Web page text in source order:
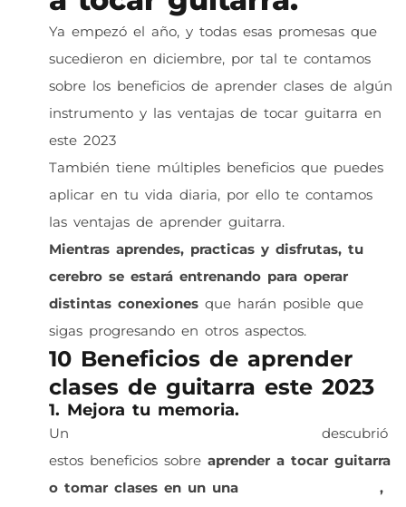
Ya empezó el año, y todas esas promesas que
sucedieron en diciembre, por tal te contamos
sobre los beneficios de aprender clases de algún
instrumento y las ventajas de tocar guitarra en
este 2023
También tiene múltiples beneficios que puedes
aplicar en tu vida diaria, por ello te contamos
las ventajas de aprender guitarra.
Mientras aprendes, practicas y disfrutas, tu
cerebro se estará entrenando para operar
distintas conexionesque harán posible que
sigas progresando en otros aspectos.
10 Beneficios de aprender
clases deguitarra este 2023
1. Mejora tu memoria.
Un
descubrió
estos beneficios sobre aprender a tocar guitarra
o tomar clases en un una
,